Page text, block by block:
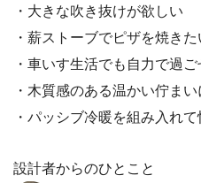
・大きな吹き抜けが欲しい
・薪ストーブでピザを焼きた
・車いす生活でも自力で過
・木質感のある温かい佇ま
・パッシブ冷暖を組み入れ
設計者からのひとこと